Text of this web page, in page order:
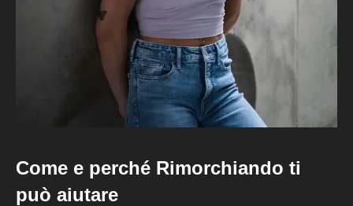
Come e perché Rimorchiando ti
può aiutare